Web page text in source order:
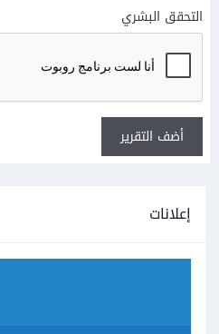
التحقق البشري
أضف التقرير
إعلانات